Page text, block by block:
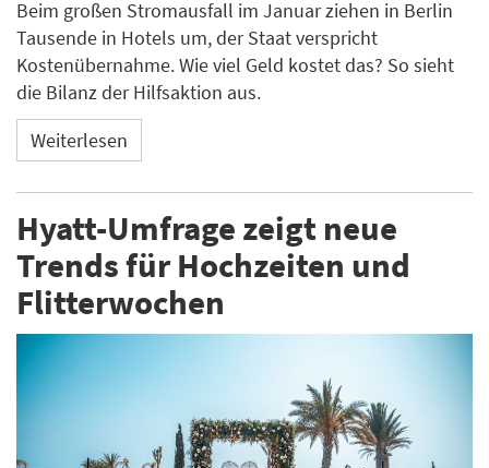
Beim großen Stromausfall im Januar ziehen in Berlin
Tausende in Hotels um, der Staat verspricht
Kostenübernahme. Wie viel Geld kostet das? So sieht
die Bilanz der Hilfsaktion aus.
Weiterlesen
Hyatt-Umfrage zeigt neue
Trends für Hochzeiten und
Flitterwochen